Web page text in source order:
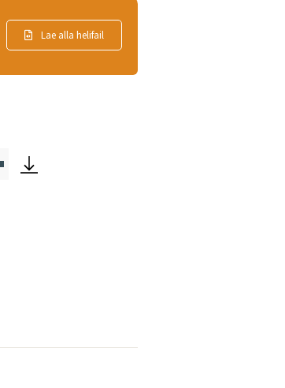
Lae alla helifail